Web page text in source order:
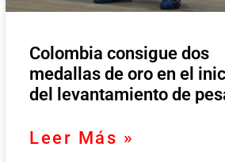
Colombia consigue dos
medallas de oro en el
del levantamiento de
Leer Más »